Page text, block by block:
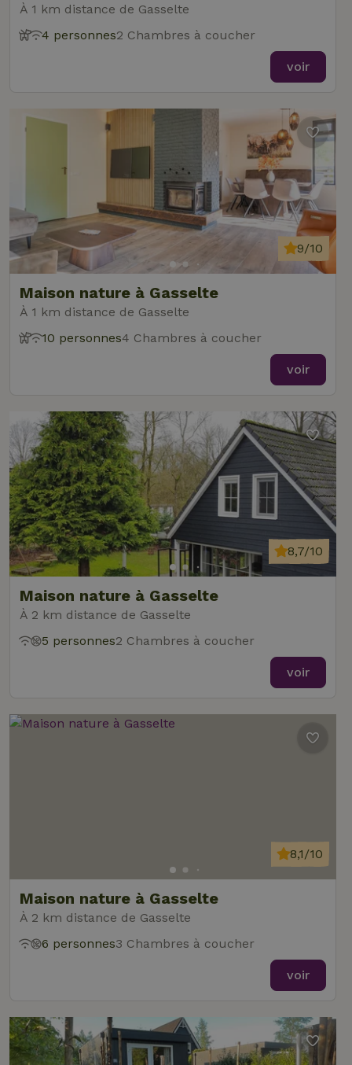
À 1 km distance de Gasselte
4 personnes2 Chambres à coucher
voir
Maison nature à Gasselte
À 1 km distance de Gasselte
9/10
10 personnes4 Chambres à coucher
voir
Maison nature à Gasselte
À 2 km distance de Gasselte
8,7/10
5 personnes2 Chambres à coucher
voir
Maison nature à Gasselte
À 2 km distance de Gasselte
8,1/10
6 personnes3 Chambres à coucher
voir